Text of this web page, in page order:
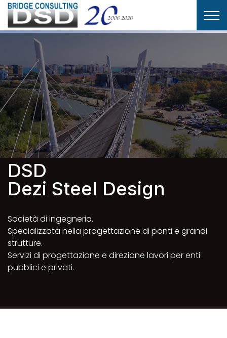
DSD
Dezi Steel Design
Società di ingegneria.
Specializzata nella progettazione di ponti e grandi
strutture.
Servizi di progettazione e direzione lavori per enti
pubblici e privati.